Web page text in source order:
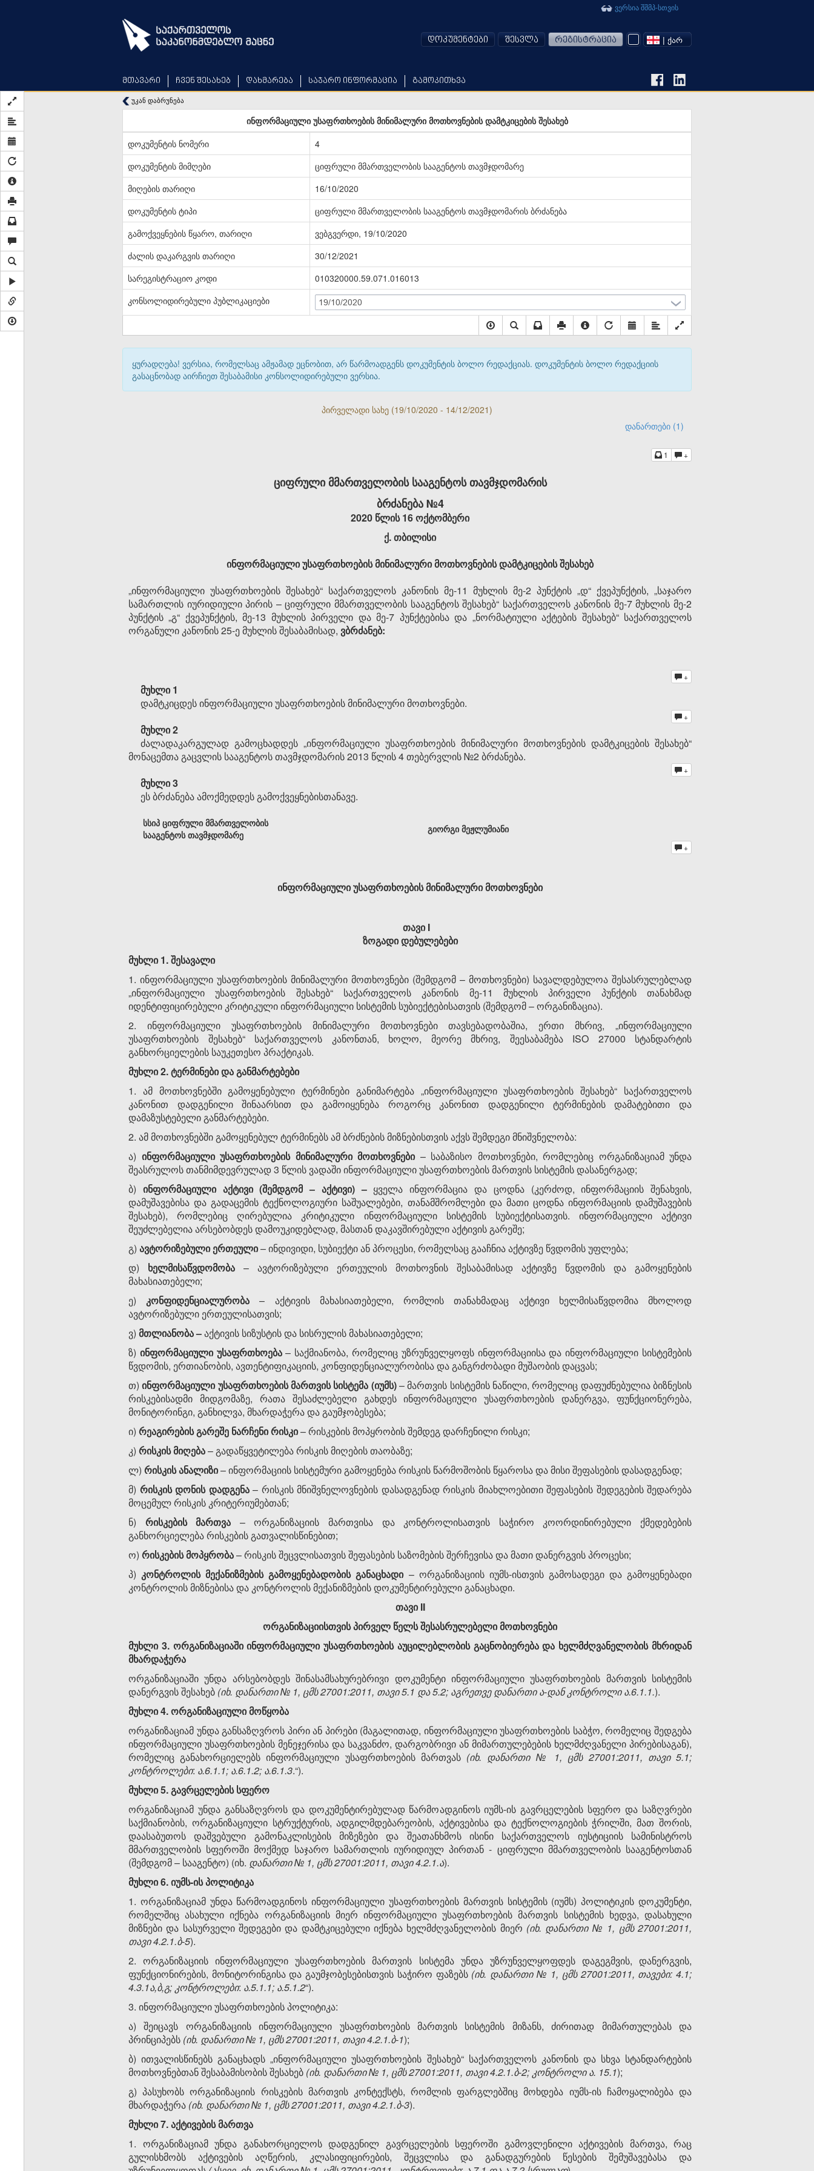
მთავარი ჩვენ შესახებ დახმარება საჯარო ინფორმაცია გამოკითხვა
ვერსია შშმპ-სთვის
დოკუმენტები შესვლა რეგისტრაცია | ᲥᲐᲠ
უკან დაბრუნება
ინფორმაციული უსაფრთხოების მინიმალური მოთხოვნების დამტკიცების შესახებ
დოკუმენტის ნომერი
4
დოკუმენტის მიმღები
ციფრული მმართველობის სააგენტოს თავმჯდომარე
მიღების თარიღი
16/10/2020
დოკუმენტის ტიპი
ციფრული მმართველობის სააგენტოს თავმჯდომარის ბრძანება
გამოქვეყნების წყარო, თარიღი
ვებგვერდი, 19/10/2020
ძალის დაკარგვის თარიღი
30/12/2021
სარეგისტრაციო კოდი
010320000.59.071.016013
კონსოლიდირებული პუბლიკაციები
19/10/2020
ყურადღება! ვერსია, რომელსაც ამჟამად ეცნობით, არ წარმოადგენს დოკუმენტის ბოლო რედაქციას. დოკუმენტის ბოლო რედაქციის
გასაცნობად აირჩიეთ შესაბამისი კონსოლიდირებული ვერსია.
პირველადი სახე (19/10/2020 - 14/12/2021)
დანართები (1)
1 +
ციფრული მმართველობის სააგენტოს თავმჯდომარის
ბრძანება№4
2020 წლის 16 ოქტომბერი
ქ. თბილისი
ინფორმაციული უსაფრთხოების მინიმალური მოთხოვნების დამტკიცების შესახებ
„ინფორმაციული უსაფრთხოების შესახებ“ საქართველოს კანონის მე-11 მუხლის მე-2 პუნქტის „დ“ ქვეპუნქტის, „საჯარო
სამართლის იურიდიული პირის – ციფრული მმართველობის სააგენტოს შესახებ“ საქართველოს კანონის მე-7 მუხლის მე-2
პუნქტის „გ“ ქვეპუნქტის, მე-13 მუხლის პირველი და მე-7 პუნქტებისა და „ნორმატიული აქტების შესახებ“ საქართველოს
ორგანული კანონის 25-ე მუხლის შესაბამისად, ვბრძანებ:
+
მუხლი 1
დამტკიცდეს ინფორმაციული უსაფრთხოების მინიმალური მოთხოვნები.
+
მუხლი 2
ძალადაკარგულად გამოცხადდეს „ინფორმაციული უსაფრთხოების მინიმალური მოთხოვნების დამტკიცების შესახებ“
მონაცემთა გაცვლის სააგენტოს თავმჯდომარის 2013 წლის 4 თებერვლის №2 ბრძანება.
+
მუხლი 3
ეს ბრძანება ამოქმედდეს გამოქვეყნებისთანავე.
სსიპ ციფრული მმართველობის
სააგენტოს თავმჯდომარე
გიორგი მეჟლუმიანი
+
ინფორმაციულიუსაფრთხოებისმინიმალურიმოთხოვნები
თავიI
ზოგადიდებულებები
მუხლი1.შესავალი
1. ინფორმაციული უსაფრთხოების მინიმალური მოთხოვნები (შემდგომ – მოთხოვნები) სავალდებულოა შესასრულებლად
„ინფორმაციული უსაფრთხოების შესახებ“ საქართველოს კანონის მე-11 მუხლის პირველი პუნქტის თანახმად
იდენტიფიცირებული კრიტიკული ინფორმაციული სისტემის სუბიექტებისათვის (შემდგომ – ორგანიზაცია).
2. ინფორმაციული უსაფრთხოების მინიმალური მოთხოვნები თავსებადობაშია, ერთი მხრივ, „ინფორმაციული
უსაფრთხოების შესახებ“ საქართველოს კანონთან, ხოლო, მეორე მხრივ, შეესაბამება ISO 27000 სტანდარტის
განხორციელების საუკეთესო პრაქტიკას.
მუხლი2.ტერმინებიდაგანმარტებები
1. ამ მოთხოვნებში გამოყენებული ტერმინები განიმარტება „ინფორმაციული უსაფრთხოების შესახებ“ საქართველოს
კანონით დადგენილი შინაარსით და გამოიყენება როგორც კანონით დადგენილი ტერმინების დამატებითი და
დამაზუსტებელი განმარტებები.
2. ამ მოთხოვნებში გამოყენებულ ტერმინებს ამ ბრძნების მიზნებისთვის აქვს შემდეგი მნიშვნელობა:
ა) ინფორმაციული უსაფრთხოების მინიმალური მოთხოვნები– საბაზისო მოთხოვნები, რომლებიც ორგანიზაციამ უნდა
შეასრულოს თანმიმდევრულად 3 წლის ვადაში ინფორმაციული უსაფრთხოების მართვის სისტემის დასანერგად;
ბ) ინფორმაციული აქტივი(შემდგომ – აქტივი) –ყველა ინფორმაცია და ცოდნა (კერძოდ, ინფორმაციის შენახვის,
დამუშავებისა და გადაცემის ტექნოლოგიური საშუალებები, თანამშრომლები და მათი ცოდნა ინფორმაციის დამუშავების
შესახებ), რომლებიც ღირებულია კრიტიკული ინფორმაციული სისტემის სუბიექტისათვის. ინფორმაციული აქტივი
შეუძლებელია არსებობდეს დამოუკიდებლად, მასთან დაკავშირებული აქტივის გარეშე;
გ) ავტორიზებულიერთეული– ინდივიდი, სუბიექტი ან პროცესი, რომელსაც გააჩნია აქტივზე წვდომის უფლება;
დ) ხელმისაწვდომობა –
ავტორიზებული ერთეულის მოთხოვნის შესაბამისად აქტივზე წვდომის და გამოყენების
მახასიათებელი;
ე)კონფიდენციალურობა –
აქტივის მახასიათებელი, რომლის თანახმადაც აქტივი ხელმისაწვდომია მხოლოდ
ავტორიზებული ერთეულისათვის;
ვ) მთლიანობა–აქტივის სიზუსტის და სისრულის მახასიათებელი;
ზ) ინფორმაციული უსაფრთხოება– საქმიანობა, რომელიც უზრუნველყოფს ინფორმაციისა და ინფორმაციული სისტემების
წვდომის, ერთიანობის, ავთენტიფიკაციის, კონფიდენციალურობისა და განგრძობადი მუშაობის დაცვას;
თ)ინფორმაციული უსაფრთხოებისმართვის სისტემა (იუმს)–მართვის სისტემის ნაწილი, რომელიც დაფუძნებულია ბიზნესის
რისკებისადმი მიდგომაზე, რათა შესაძლებელი გახდეს ინფორმაციული უსაფრთხოების დანერგვა, ფუნქციონერება,
მონიტორინგი, განხილვა, მხარდაჭერა და გაუმჯობესება;
ი) რეაგირებისგარეშე ნარჩენირისკი–რისკების მოპყრობის შემდეგ დარჩენილი რისკი;
კ) რისკისმიღება–გადაწყვეტილება რისკის მიღების თაობაზე;
ლ) რისკისანალიზი–ინფორმაციის სისტემური გამოყენება რისკის წარმოშობის წყაროსა და მისი შეფასების დასადგენად;
მ) რისკის დონის დადგენა – რისკის მნიშვნელოვნების დასადგენად რისკის მიახლოებითი შეფასების შედეგების შედარება
მოცემულ რისკის კრიტერიუმებთან;
ნ) რისკების მართვა –
ორგანიზაციის მართვისა და კონტროლისათვის საჭირო კოორდინირებული ქმედებების
განხორციელება რისკების გათვალისწინებით;
ო) რისკებისმოპყრობა–რისკის შეცვლისათვის შეფასების საზომების შერჩევისა და მათი დანერგვის პროცესი;
პ)კონტროლის მექანიზმების გამოყენებადობის განაცხადი – ორგანიზაციის იუმს-ისთვის გამოსადეგი და გამოყენებადი
კონტროლის მიზნებისა და კონტროლის მექანიზმების დოკუმენტირებული განაცხადი.
თავიII
ორგანიზაციისთვისპირველ წელსშესასრულებელიმოთხოვნები
მუხლი3. ორგანიზაციაში ინფორმაციული უსაფრთხოების აუცილებლობის გაცნობიერება და ხელმძღვანელობის მხრიდან
მხარდაჭერა
ორგანიზაციაში უნდა არსებობდეს შინასამსახურებრივი დოკუმენტი ინფორმაციული უსაფრთხოების მართვის სისტემის
დანერგვის შესახებ (იხ. დანართი№ 1, ცმს27001:2011, თავი5.1 და5.2; აგრეთვე დანართი ა-დან კონტროლი ა.6.1.1.).
მუხლი4.ორგანიზაციულიმოწყობა
ორგანიზაციამ უნდა განსაზღვროს პირი ან პირები (მაგალითად, ინფორმაციული უსაფრთხოების საბჭო, რომელიც შედგება
ინფორმაციული უსაფრთხოების მენეჯერისა და საკვანძო, დარგობრივი ან მიმართულებების ხელმძღვანელი პირებისაგან),
რომელიც განახორციელებს ინფორმაციული უსაფრთხოების მართვას (იხ. დანართი № 1, ცმს27001:2011, თავი5.1;
კონტროლები: ა.6.1.1; ა.6.1.2; ა.6.1.3.“).
მუხლი5.გავრცელების სფერო
ორგანიზაციამ უნდა განსაზღვროს და დოკუმენტირებულად წარმოადგინოს იუმს-ის გავრცელების სფერო და საზღვრები
საქმიანობის, ორგანიზაციული სტრუქტურის, ადგილმდებარეობის, აქტივებისა და ტექნოლოგიების ჭრილში, მათ შორის,
დაასაბუთოს დაშვებული გამონაკლისების მიზეზები და შეათანხმოს ისინი საქართველოს იუსტიციის სამინისტროს
მმართველობის სფეროში მოქმედ საჯარო სამართლის იურიდიულ პირთან - ციფრული მმართველობის სააგენტოსთან
(შემდგომ – სააგენტო) (იხ. დანართი№ 1, ცმს27001:2011, თავი4.2.1.ა).
მუხლი6.იუმს-ისპოლიტიკა
1. ორგანიზაციამ უნდა წარმოადგინოს ინფორმაციული უსაფრთხოების მართვის სისტემის (იუმს) პოლიტიკის დოკუმენტი,
რომელშიც ასახული იქნება ორგანიზაციის მიერ ინფორმაციული უსაფრთხოების მართვის სისტემის ხედვა, დასახული
მიზნები და სასურველი შედეგები და დამტკიცებული იქნება ხელმძღვანელობის მიერ (იხ. დანართი № 1, ცმს27001:2011,
თავი4.2.1.ბ-5).
2. ორგანიზაციის ინფორმაციული უსაფრთხოების მართვის სისტემა უნდა უზრუნველყოფდეს დაგეგმვის, დანერგვის,
ფუნქციონირების, მონიტორინგისა და გაუმჯობესებისთვის საჭირო ფაზებს (იხ. დანართი № 1, ცმს27001:2011, თავები: 4.1;
4.3.1ა,ბ,გ; კონტროლები: ა.5.1.1; ა.5.1.2“).
3. ინფორმაციული უსაფრთხოების პოლიტიკა:
ა) შეიცავს ორგანიზაციის ინფორმაციული უსაფრთხოების მართვის სისტემის მიზანს, ძირითად მიმართულებას და
პრინციპებს (იხ. დანართი№ 1, ცმს27001:2011, თავი4.2.1.ბ-1);
ბ) ითვალისწინებს განაცხადს „ინფორმაციული უსაფრთხოების შესახებ“ საქართველოს კანონის და სხვა სტანდარტების
მოთხოვნებთან შესაბამისობის შესახებ (იხ. დანართი№ 1, ცმს27001:2011, თავი4.2.1.ბ-2; კონტროლი ა. 15.1);
გ) პასუხობს ორგანიზაციის რისკების მართვის კონტექსტს, რომლის ფარგლებშიც მოხდება იუმს-ის ჩამოყალიბება და
მხარდაჭერა (იხ. დანართი№ 1, ცმს27001:2011, თავი4.2.1.ბ-3).
მუხლი7.აქტივებისმართვა
1. ორგანიზაციამ უნდა განახორციელოს დადგენილ გავრცელების სფეროში გამოვლენილი აქტივების მართვა, რაც
გულისხმობს აქტივების აღწერის, კლასიფიცირების, შეცვლისა და განადგურების წესების შემუშავებასა და